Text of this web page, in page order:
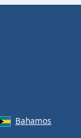
Bahamos